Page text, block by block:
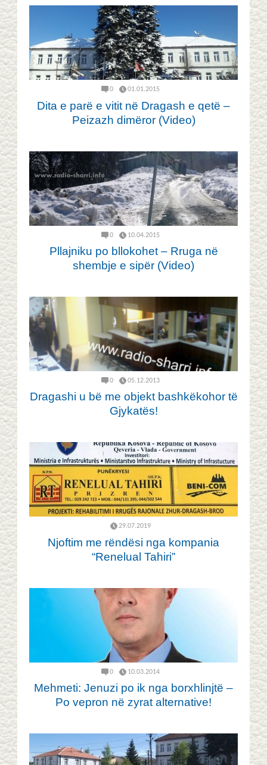
0 01.01.2015
Dita e parë e vitit në Dragash e qetë –
Peizazh dimëror (Video)
0 10.04.2015
Pllajniku po bllokohet – Rruga në
shembje e sipër (Video)
0 05.12.2013
Dragashi u bë me objekt bashkëkohor të
Gjykatës!
29.07.2019
Njoftim me rëndësi nga kompania
“Renelual Tahiri”
0 10.03.2014
Mehmeti: Jenuzi po ik nga borxhlinjtë –
Po vepron në zyrat alternative!